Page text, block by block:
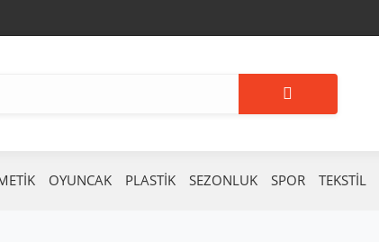
OYUNCAK PLASTİK SEZONLUK SPOR TEKSTİL